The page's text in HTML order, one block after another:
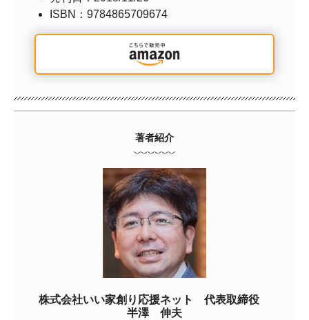
ISBN：9784865709674
著者紹介
株式会社いい家創り応援ネット 代表取締役
半澤 伸夫